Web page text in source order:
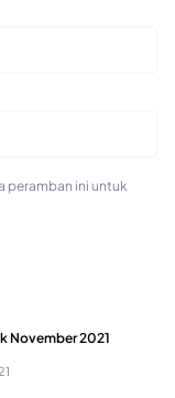
peramban ini untuk
November 2021